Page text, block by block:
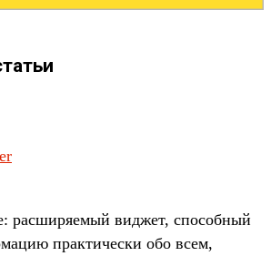
расширяемый виджет, способный
практически обо всем,